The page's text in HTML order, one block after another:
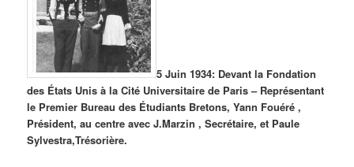
5 Juin 1934: Devant la Fondation
des États Unis à la Cité Universitaire de Paris – Représentant
le Premier Bureau des Étudiants Bretons, Yann Fouéré ,
Président, au centre avec J.Marzin , Secrétaire, et Paule
Sylvestra,Trésorière.